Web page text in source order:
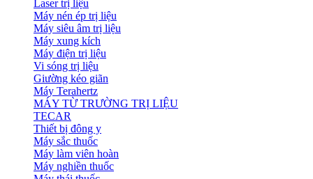
Laser trị liệu
Máy nén ép trị liệu
Máy siêu âm trị liệu
Máy xung kích
Máy điện trị liệu
Vi sóng trị liệu
Giường kéo giãn
Máy Terahertz
MÁY TỪ TRƯỜNG TRỊ LIỆU
TECAR
Thiết bị đông y
Máy sắc thuốc
Máy làm viên hoàn
Máy nghiền thuốc